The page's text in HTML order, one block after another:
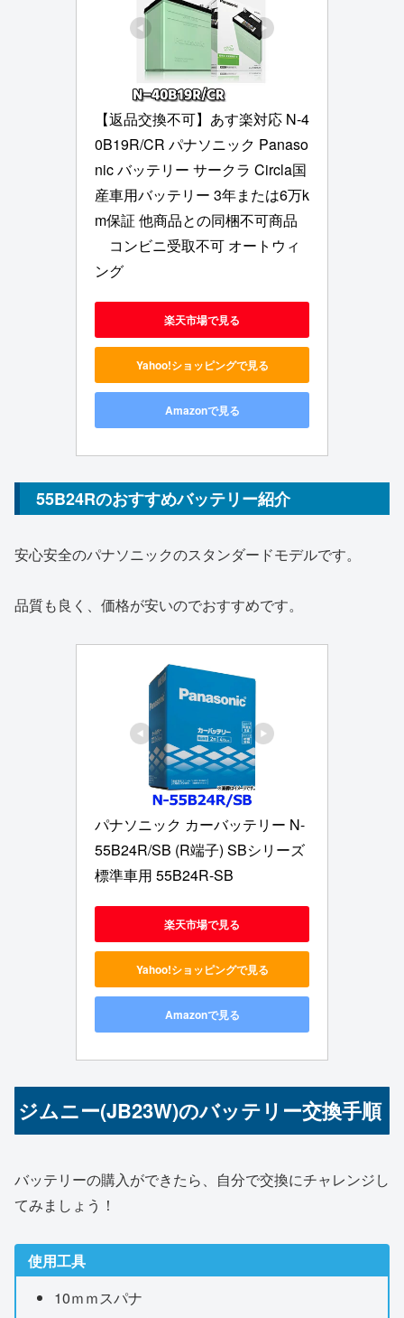
【返品交換不可】あす楽対応 N-4
0B19R/CR パナソニック Panaso
nic バッテリー サークラ Circla国
産車用バッテリー 3年または6万k
m保証 他商品との同梱不可商品
コンビニ受取不可 オートウィ
ング
楽天市場で見る
Yahoo!ショッピングで見る
Amazonで見る
55B24Rのおすすめバッテリー紹介
安心安全のパナソニックのスタンダードモデルです。
品質も良く、価格が安いのでおすすめです。
パナソニック カーバッテリー N-
55B24R/SB (R端子) SBシリーズ
標準車用 55B24R-SB
楽天市場で見る
Yahoo!ショッピングで見る
Amazonで見る
ジムニー(JB23W)のバッテリー交換手順
バッテリーの購入ができたら、自分で交換にチャレンジし
てみましょう！
使用工具
10ｍｍスパナ